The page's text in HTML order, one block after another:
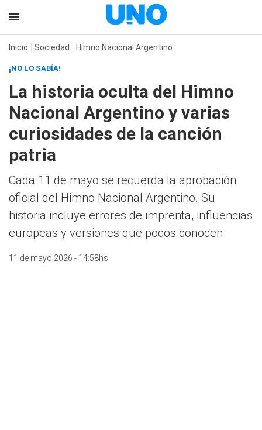
Inicio Sociedad Himno Nacional Argentino
¡NO LO SABÍA!
La historia oculta del Himno
Nacional Argentino y varias
curiosidades de la canción
patria
Cada 11 de mayo se recuerda la aprobación
oficial del Himno Nacional Argentino. Su
historia incluye errores de imprenta, influencias
europeas y versiones que pocos conocen
11 de mayo 2026 - 14:58hs